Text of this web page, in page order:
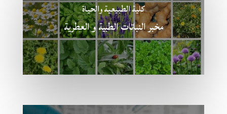
كلية الطبيعية والحياة
مخبر النباتات الطبية و العطرية